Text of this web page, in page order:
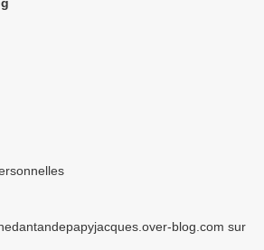
blog.com sur